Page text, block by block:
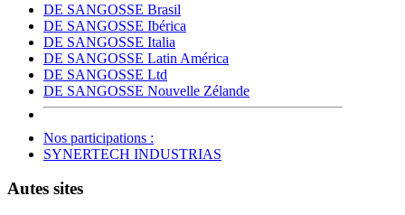
DE SANGOSSE Brasil
DE SANGOSSE Ibérica
DE SANGOSSE Italia
DE SANGOSSE Latin América
DE SANGOSSE Ltd
DE SANGOSSE Nouvelle Zélande
Nos participations :
SYNERTECH INDUSTRIAS
Autes sites